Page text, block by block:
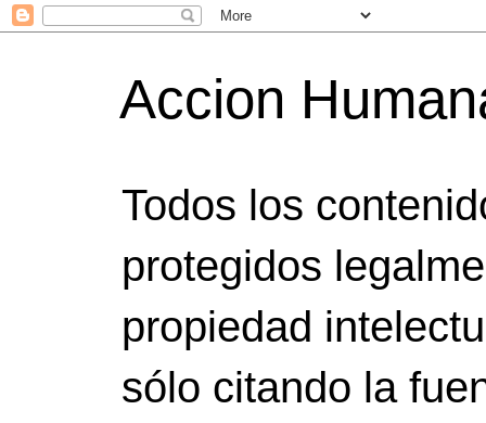
Accion
Todos los
protegidos
propiedad
sólo citando la